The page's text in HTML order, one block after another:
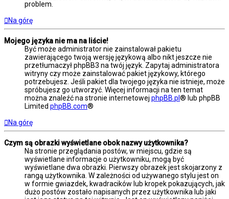
problem.
Na górę
Mojego języka nie ma na liście!
Być może administrator nie zainstalował pakietu
zawierającego twoją wersję językową albo nikt jeszcze nie
przetłumaczył phpBB3 na twój język. Zapytaj administratora
witryny czy może zainstalować pakiet językowy, którego
potrzebujesz. Jeśli pakiet dla twojego języka nie istnieje, może
spróbujesz go utworzyć. Więcej informacji na ten temat
można znaleźć na stronie internetowej phpBB.pl® lub phpBB
Limited phpBB.com®
Na górę
Czym są obrazki wyświetlane obok nazwy użytkownika?
Na stronie przeglądania postów, w miejscu, gdzie są
wyświetlane informacje o użytkowniku, mogą być
wyświetlane dwa obrazki. Pierwszy obrazek jest skojarzony z
rangą użytkownika. W zależności od używanego stylu jest on
w formie gwiazdek, kwadracików lub kropek pokazujących, jak
dużo postów zostało napisanych przez użytkownika lub jaki